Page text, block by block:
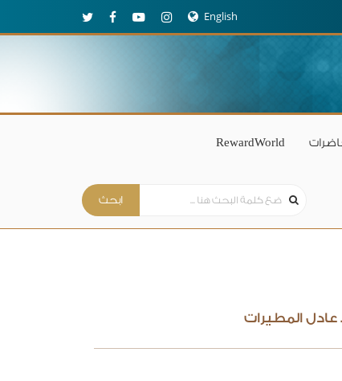
English
RewardWorld
عادل المطيرات